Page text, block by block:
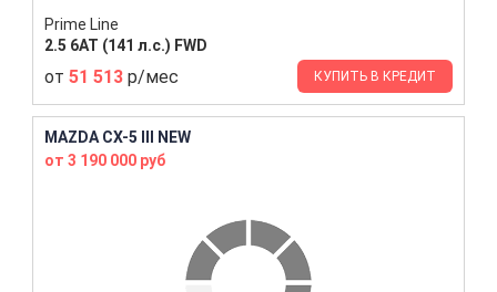
Prime Line
2.5 6AT (141 л.с.) FWD
от 51 513 р/мес КУПИТЬ В КРЕДИТ
MAZDA CX-5 III NEW
от 3 190 000 руб